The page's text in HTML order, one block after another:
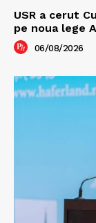
USR a cerut
pe noua lege
06/08/2026